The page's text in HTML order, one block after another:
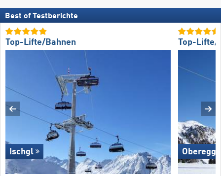
Best of Testberichte
Top-Lifte/Bahnen
Ischgl
Top-Lifte/